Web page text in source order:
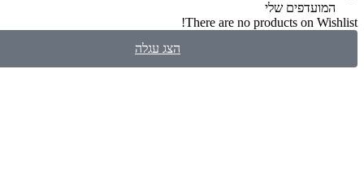
שלי
There are no products on
הצג עגלה